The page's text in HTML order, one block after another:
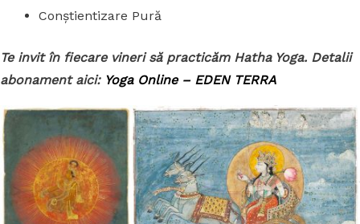
Conștientizare Pură
Te invit în fiecare vineri să practicăm Hatha Yoga. Detalii
abonament aici: Yoga Online – EDEN TERRA